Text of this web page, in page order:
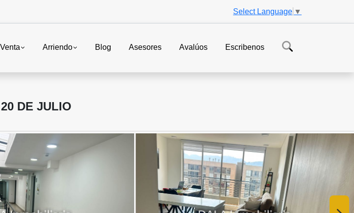
Select Language ▼
Venta Arriendo Blog Asesores Avalúos Escribenos
DE JULIO